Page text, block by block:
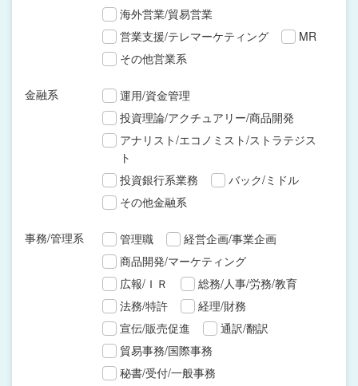
海外営業/貿易営業
営業支援/テレマーケティング
MR
その他営業系
金融系
運用/資金管理
投資理論/アクチュアリー/商品開発
アナリスト/エコノミスト/ストラテジス
ト
投資銀行系業務
バック/ミドル
その他金融系
事務/管理系 管理職
経営企画/事業企画
商品開発/マーケティング
広報/ＩＲ
総務/人事/労務/教育
法務/特許
経理/財務
宣伝/販売促進
通訳/翻訳
貿易事務/国際事務
秘書/受付/一般事務